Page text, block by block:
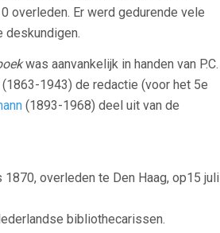
overleden. Er werd gedurende vele
deskundigen.
was aanvankelijk in handen van P.C.
(1863-1943) de redactie (voor het 5e
(1893-1968) deel uit van de
overleden te Den Haag, op15 juli
bibliothecarissen.